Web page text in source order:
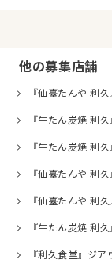
他の募集店舗
『仙臺たんや 利
『牛たん炭焼 利
『牛たん炭焼 利
『仙臺たんや 利
『仙臺たんや 利
『牛たん炭焼 利
『利久食堂』ジ